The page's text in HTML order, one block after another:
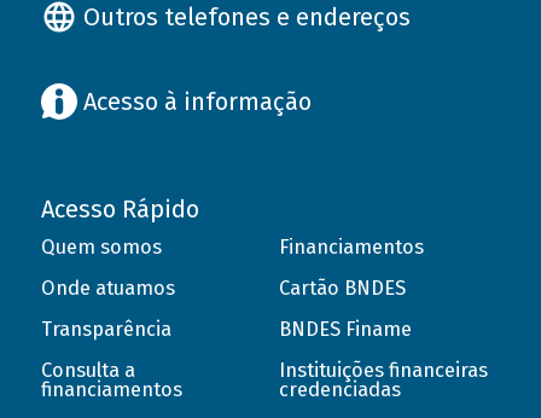
Outros telefones e endereços
Acesso à informação
Acesso Rápido
Quem somos
Onde atuamos
Transparência
Consulta a
financiamentos
Financiamentos
Cartão BNDES
BNDES Finame
Instituições financeiras
credenciadas